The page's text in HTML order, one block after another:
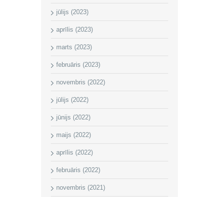
jūlijs (2023)
aprīlis (2023)
marts (2023)
februāris (2023)
novembris (2022)
jūlijs (2022)
jūnijs (2022)
maijs (2022)
aprīlis (2022)
februāris (2022)
novembris (2021)